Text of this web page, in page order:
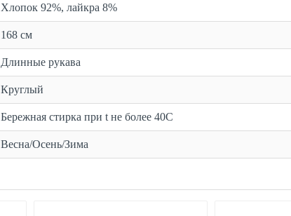
Хлопок 92%, лайкра 8%
168 см
Длинные рукава
Круглый
Бережная стирка при t не более 40С
Весна/Осень/Зима